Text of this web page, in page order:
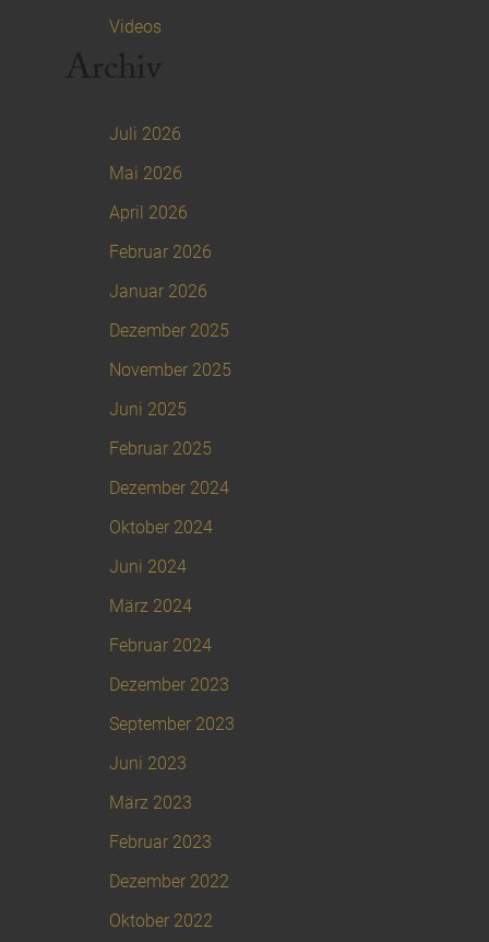
Videos
Archiv
Juli 2026
Mai 2026
April 2026
Februar 2026
Januar 2026
Dezember 2025
November 2025
Juni 2025
Februar 2025
Dezember 2024
Oktober 2024
Juni 2024
März 2024
Februar 2024
Dezember 2023
September 2023
Juni 2023
März 2023
Februar 2023
Dezember 2022
Oktober 2022